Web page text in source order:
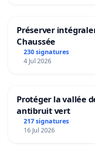
Préserver
Chaussée
230 signatures
4 Jul 2026
Protéger la vallée
antibruit vert
217 signatures
16 Jul 2026